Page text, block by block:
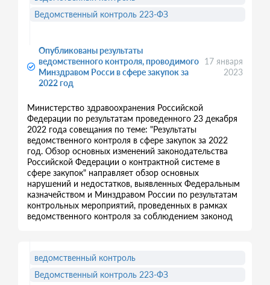
Опубликованы результаты
ведомственного контроля, проводимого
Минздравом Росси в сфере закупок за
2022 год
17 января
2023
Министерство здравоохранения Российской
Федерации по результатам проведенного 23 декабря
2022 года совещания по теме: "Результаты
ведомственного контроля в сфере закупок за 2022
год. Обзор основных изменений законодательства
Российской Федерации о контрактной системе в
сфере закупок" направляет обзор основных
нарушений и недостатков, выявленных Федеральным
казначейством и Минздравом России по результатам
контрольных мероприятий, проведенных в рамках
ведомственного контроля за соблюдением законод
Ведомственный контроль 223-ФЗ
ведомственный контроль
Ведомственный контроль 223-ФЗ